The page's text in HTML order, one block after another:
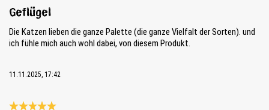
Review with rating of 5 out of 5 stars
Geflügel
Die Katzen lieben die ganze Palette (die ganze Vielfalt der Sorten). und
ich fühle mich auch wohl dabei, von diesem Produkt.
11.11.2025, 17:42